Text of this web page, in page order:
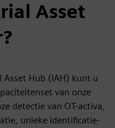
Asset
Asset Hub (IAH) kunt u
van onze
detectie van OT-activa,
unieke identificatie-